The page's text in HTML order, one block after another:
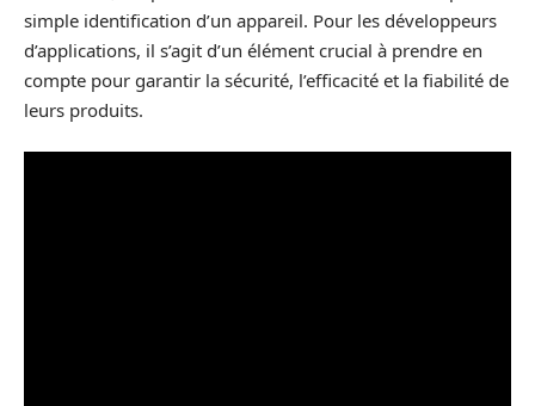
simple identification d’un appareil. Pour les développeurs
d’applications, il s’agit d’un élément crucial à prendre en
compte pour garantir la sécurité, l’efficacité et la fiabilité de
leurs produits.